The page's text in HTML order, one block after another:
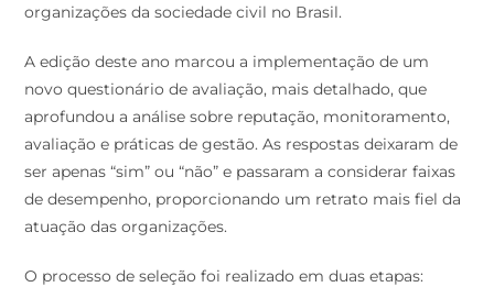
organizações da sociedade civil no Brasil.
A edição deste ano marcou a implementação de um
novo questionário de avaliação, mais detalhado, que
aprofundou a análise sobre reputação, monitoramento,
avaliação e práticas de gestão. As respostas deixaram de
ser apenas “sim” ou “não” e passaram a considerar faixas
de desempenho, proporcionando um retrato mais fiel da
atuação das organizações.
O processo de seleção foi realizado em duas etapas: